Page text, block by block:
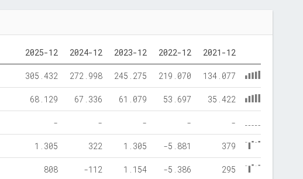
2025-12 2024-12 2023-12 2022-12 2021-12
305.432 272.998 245.275 219.070 134.077
68.129 67.336 61.079 53.697 35.422
- - - - -
1.305 322 1.305 -5.881 379
808 -112 1.154 -5.386 295